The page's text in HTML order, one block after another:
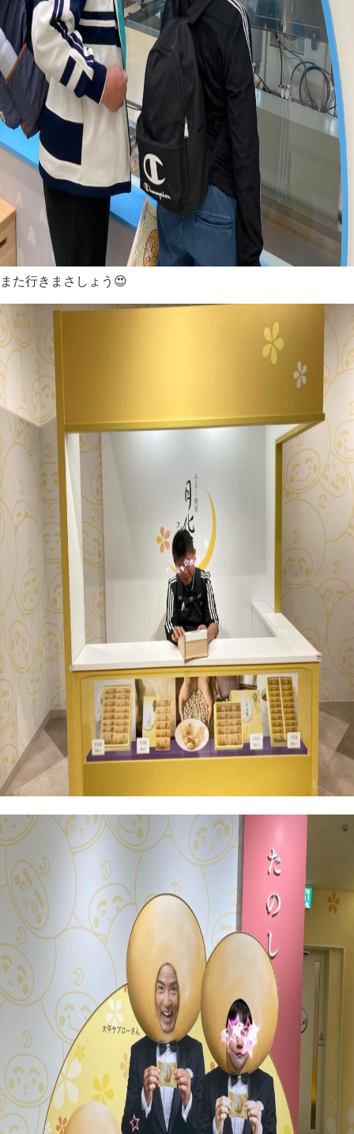
また行きまさしょう😍